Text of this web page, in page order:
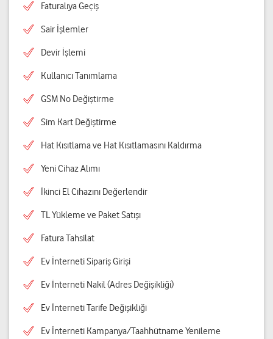
Faturalıya Geçiş
Sair İşlemler
Devir İşlemi
Kullanıcı Tanımlama
GSM No Değiştirme
Sim Kart Değiştirme
Hat Kısıtlama ve Hat Kısıtlamasını Kaldırma
Yeni Cihaz Alımı
İkinci El Cihazını Değerlendir
TL Yükleme ve Paket Satışı
Fatura Tahsilat
Ev İnterneti Sipariş Girişi
Ev İnterneti Nakil (Adres Değişikliği)
Ev İnterneti Tarife Değişikliği
Ev İnterneti Kampanya/Taahhütname Yenileme